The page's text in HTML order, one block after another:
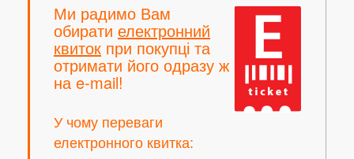
Ми радимо Вам
обирати електронний
квиток при покупці та
отримати його одразу ж
на e-mail!
У чому переваги
електронного квитка: